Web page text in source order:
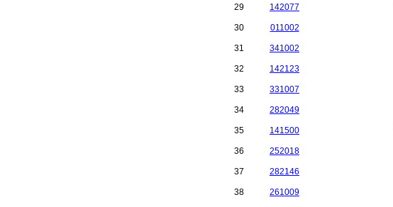
29 142077
30 011002
31 341002
32 142123
33 331007
34 282049
35 141500
36 252018
37 282146
38 261009